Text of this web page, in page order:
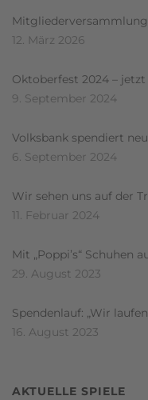
Mitgliederversammlung
12. März 2026
Oktoberfest 2024 –
9. September 2024
Volksbank spendiert
6. September 2024
Wir sehen uns auf der
11. Februar 2024
Mit „Poppi’s“ Schuhen
29. August 2023
Spendenlauf: „Wir
16. August 2023
AKTUELLE SPIELE